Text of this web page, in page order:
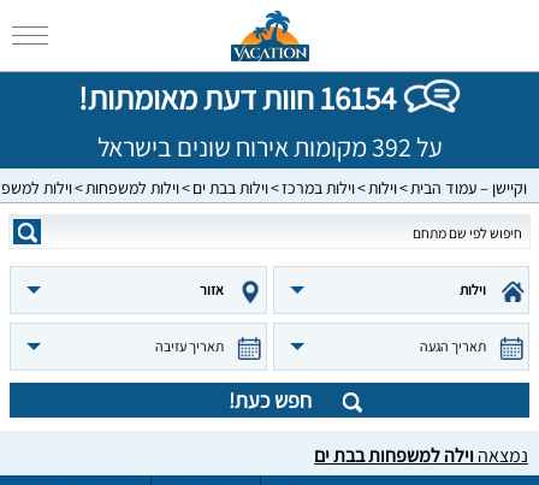
16154 חוות דעת מאומתות!
על 392 מקומות אירוח שונים בישראל
וקיישן – עמוד הבית וילות וילות במרכז וילות בבת ים וילות למשפחות וילות
וילות אזור
תאריך הגעה תאריך עזיבה
חפש כעת!
נמצאהוילה למשפחות בבת ים